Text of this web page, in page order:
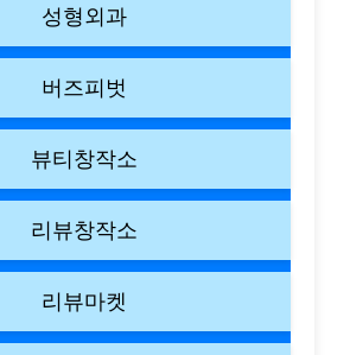
성형외과
버즈피벗
뷰티창작소
리뷰창작소
리뷰마켓